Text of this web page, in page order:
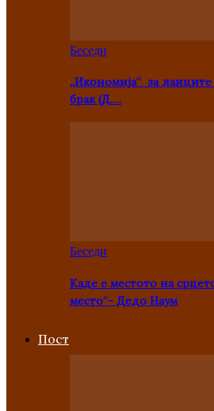
Беседи
„Икономија“ за
брак (Д….
Беседи
Каде е местото на
место“- Дедо Наум
Пост